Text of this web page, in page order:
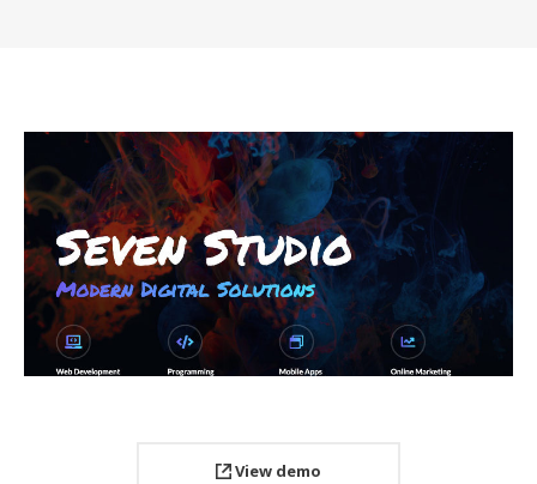
View demo